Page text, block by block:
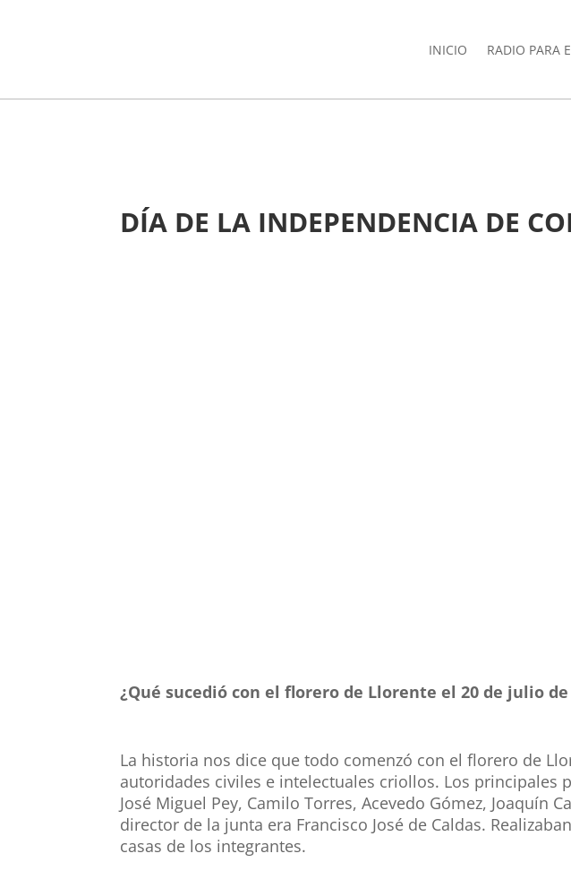
INICIO RADIO PARA
DÍA DE LA INDEPENDENCIA DE
¿Qué sucedió con el florero de Llorente el 20 de julio de
La historia nos dice que todo comenzó con el florero de
autoridades civiles e intelectuales criollos. Los
José Miguel Pey, Camilo Torres, Acevedo Gómez, Joaquín
director de la junta era Francisco José de Caldas.
casas de los integrantes.